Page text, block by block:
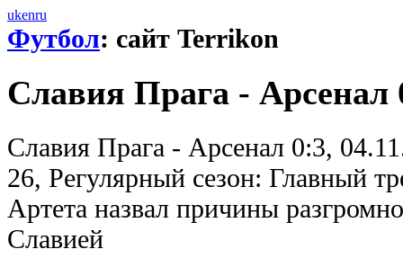
ukenru
Футбол: сайт Terrikon
Славия Прага - Арсенал
Славия Прага - Арсенал 0:3,
26, Регулярный сезон: Главный
Артета назвал причины
Славией